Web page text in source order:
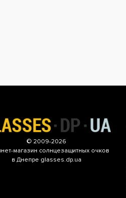
© 2009-2026
магазин солнцезащитных очков
в Днепре glasses.dp.ua